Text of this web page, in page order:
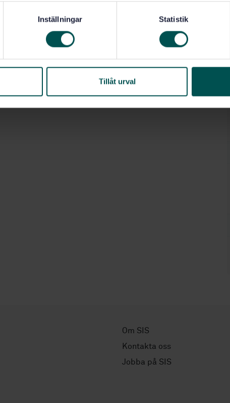
Inställningar Statistik
Tillåt urval
Om SIS
Kontakta oss
Jobba på SIS